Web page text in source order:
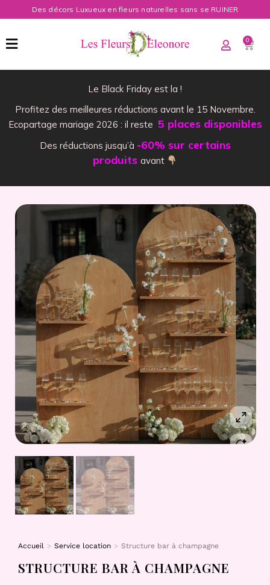
Des décors Luxueux en fleurs naturelles sans se RUINER
0
Le Black Friday est la !
Profitez des meilleures réductions avant le 15 Novembre.
Ecopartage mariage 2026 : il reste 5 places disponibles
Des réductions jusqu’à -60% sur certains
produits avant
Vous êtes ici :
Accueil Service location Structure bar à champagne
STRUCTURE BAR À CHAMPAGNE